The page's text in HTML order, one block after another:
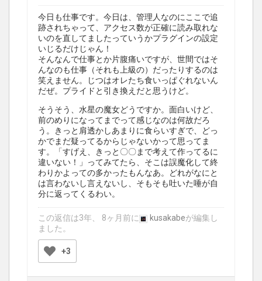
今日も仕事です。今日は、管理人なのにここで追
跡されちゃって、アクセス数が正確に読み取れな
いのを直してましたっていうかプラグインの設定
いじるだけじゃん！
そんなんで仕事とか片腹痛いですが、世間ではそ
んなのも仕事（それも上級の）だったりするのは
笑えません。じつはオレたち食いっぱぐれないん
だぜ。プライドと引き換えだと思うけど。
そうそう、水星の魔女どうですか。面白いけど、
前のめりになってまでって感じなのは何故だろ
う。きっと肩透かしあまりに食らいすぎで、どっ
かでまだ疑ってるからじゃないかって思ってま
す。「すげえ、きっと〇〇まで考えて作ってるに
違いない！」ってみてたら、そこは誤魔化して終
わりかよっての多かったもんなあ。どれがなにと
は言わないし言えないし、そもそも吐いた唾が自
分に返ってくるわい。
この返信は3年、 8ヶ月前に kusakabeが編集し
ました。
+3